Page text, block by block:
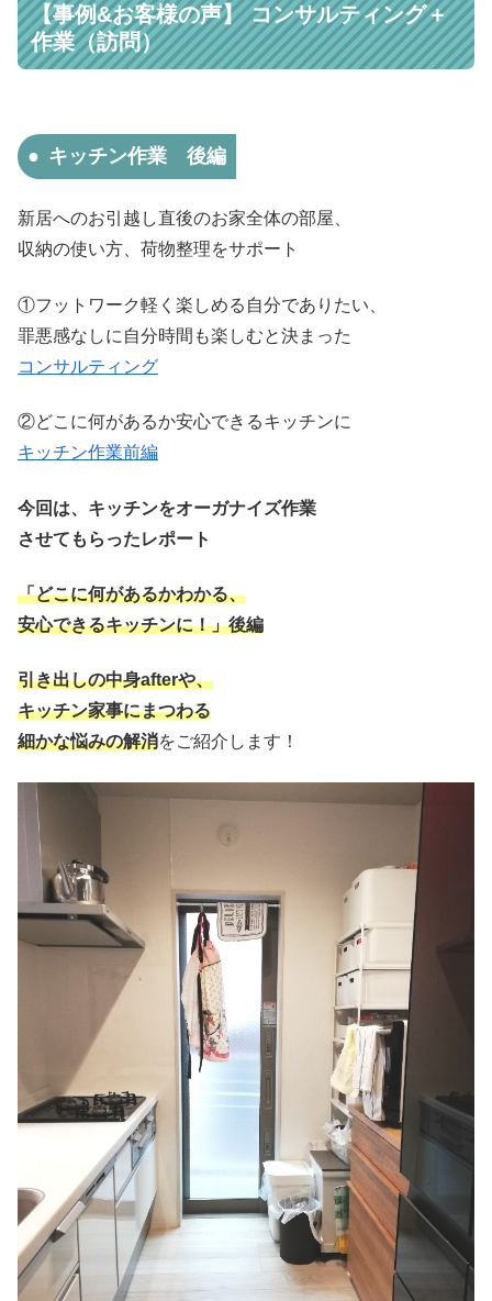
【事例&お客様の声】 コンサルティング＋
作業（訪問）
キッチン作業 後編
新居へのお引越し直後のお家全体の部屋、
収納の使い方、荷物整理をサポート
①フットワーク軽く楽しめる自分でありたい、
罪悪感なしに自分時間も楽しむと決まった
コンサルティング
②どこに何があるか安心できるキッチンに
キッチン作業前編
今回は、キッチンをオーガナイズ作業
させてもらったレポート
「どこに何があるかわかる、
安心できるキッチンに！」後編
引き出しの中身afterや、
キッチン家事にまつわる
細かな悩みの解消をご紹介します！